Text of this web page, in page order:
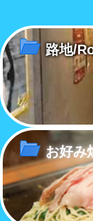
路地/
お好み